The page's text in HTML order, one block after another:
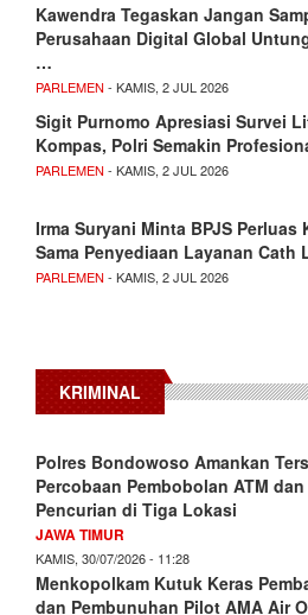
Kawendra Tegaskan Jangan
Perusahaan Digital Global
…
PARLEMEN - KAMIS, 2 JUL 2026
Sigit Purnomo Apresiasi Survei
Kompas, Polri Semakin
PARLEMEN - KAMIS, 2 JUL 2026
Irma Suryani Minta BPJS Perluas
Sama Penyediaan Layanan Cath
PARLEMEN - KAMIS, 2 JUL 2026
KRIMINAL
Polres Bondowoso Amankan
Percobaan Pembobolan ATM dan
Pencurian di Tiga Lokasi
JAWA TIMUR
KAMIS, 30/07/2026 - 11:28
Menkopolkam Kutuk Keras
dan Pembunuhan Pilot AMA Air